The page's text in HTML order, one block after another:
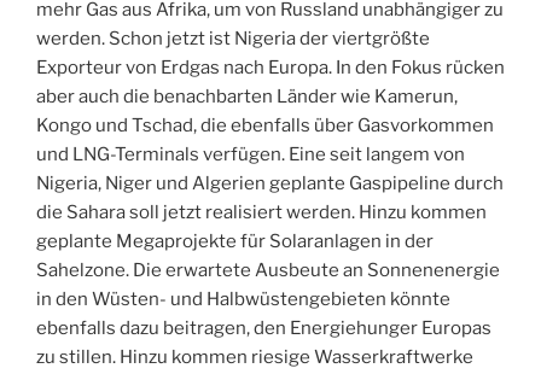
mehr Gas aus Afrika, um von Russland unabhängiger zu
werden. Schon jetzt ist Nigeria der viertgrößte
Exporteur von Erdgas nach Europa. In den Fokus rücken
aber auch die benachbarten Länder wie Kamerun,
Kongo und Tschad, die ebenfalls über Gasvorkommen
und LNG-Terminals verfügen. Eine seit langem von
Nigeria, Niger und Algerien geplante Gaspipeline durch
die Sahara soll jetzt realisiert werden. Hinzu kommen
geplante Megaprojekte für Solaranlagen in der
Sahelzone. Die erwartete Ausbeute an Sonnenenergie
in den Wüsten- und Halbwüstengebieten könnte
ebenfalls dazu beitragen, den Energiehunger Europas
zu stillen. Hinzu kommen riesige Wasserkraftwerke